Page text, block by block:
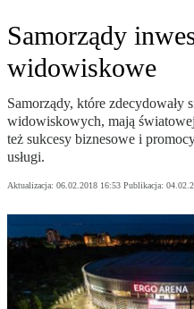
Samorządy
widowiskowe
Samorządy, które zdecydowały
widowiskowych, mają
też sukcesy biznesowe i
usługi.
Aktualizacja: 06.02.2018 16:53 Publikacja: